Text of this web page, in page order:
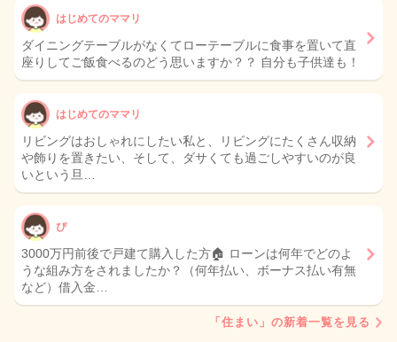
はじめてのママリ
ダイニングテーブルがなくてローテーブルに食事を置いて直
座りしてご飯食べるのどう思いますか？？ 自分も子供達も！
はじめてのママリ
リビングはおしゃれにしたい私と、リビングにたくさん収納
や飾りを置きたい、そして、ダサくても過ごしやすいのが良
いという旦…
ぴ
3000万円前後で戸建て購入した方🏠 ローンは何年でどのよ
うな組み方をされましたか？（何年払い、ボーナス払い有無
など）借入金…
「住まい」の新着一覧を見る